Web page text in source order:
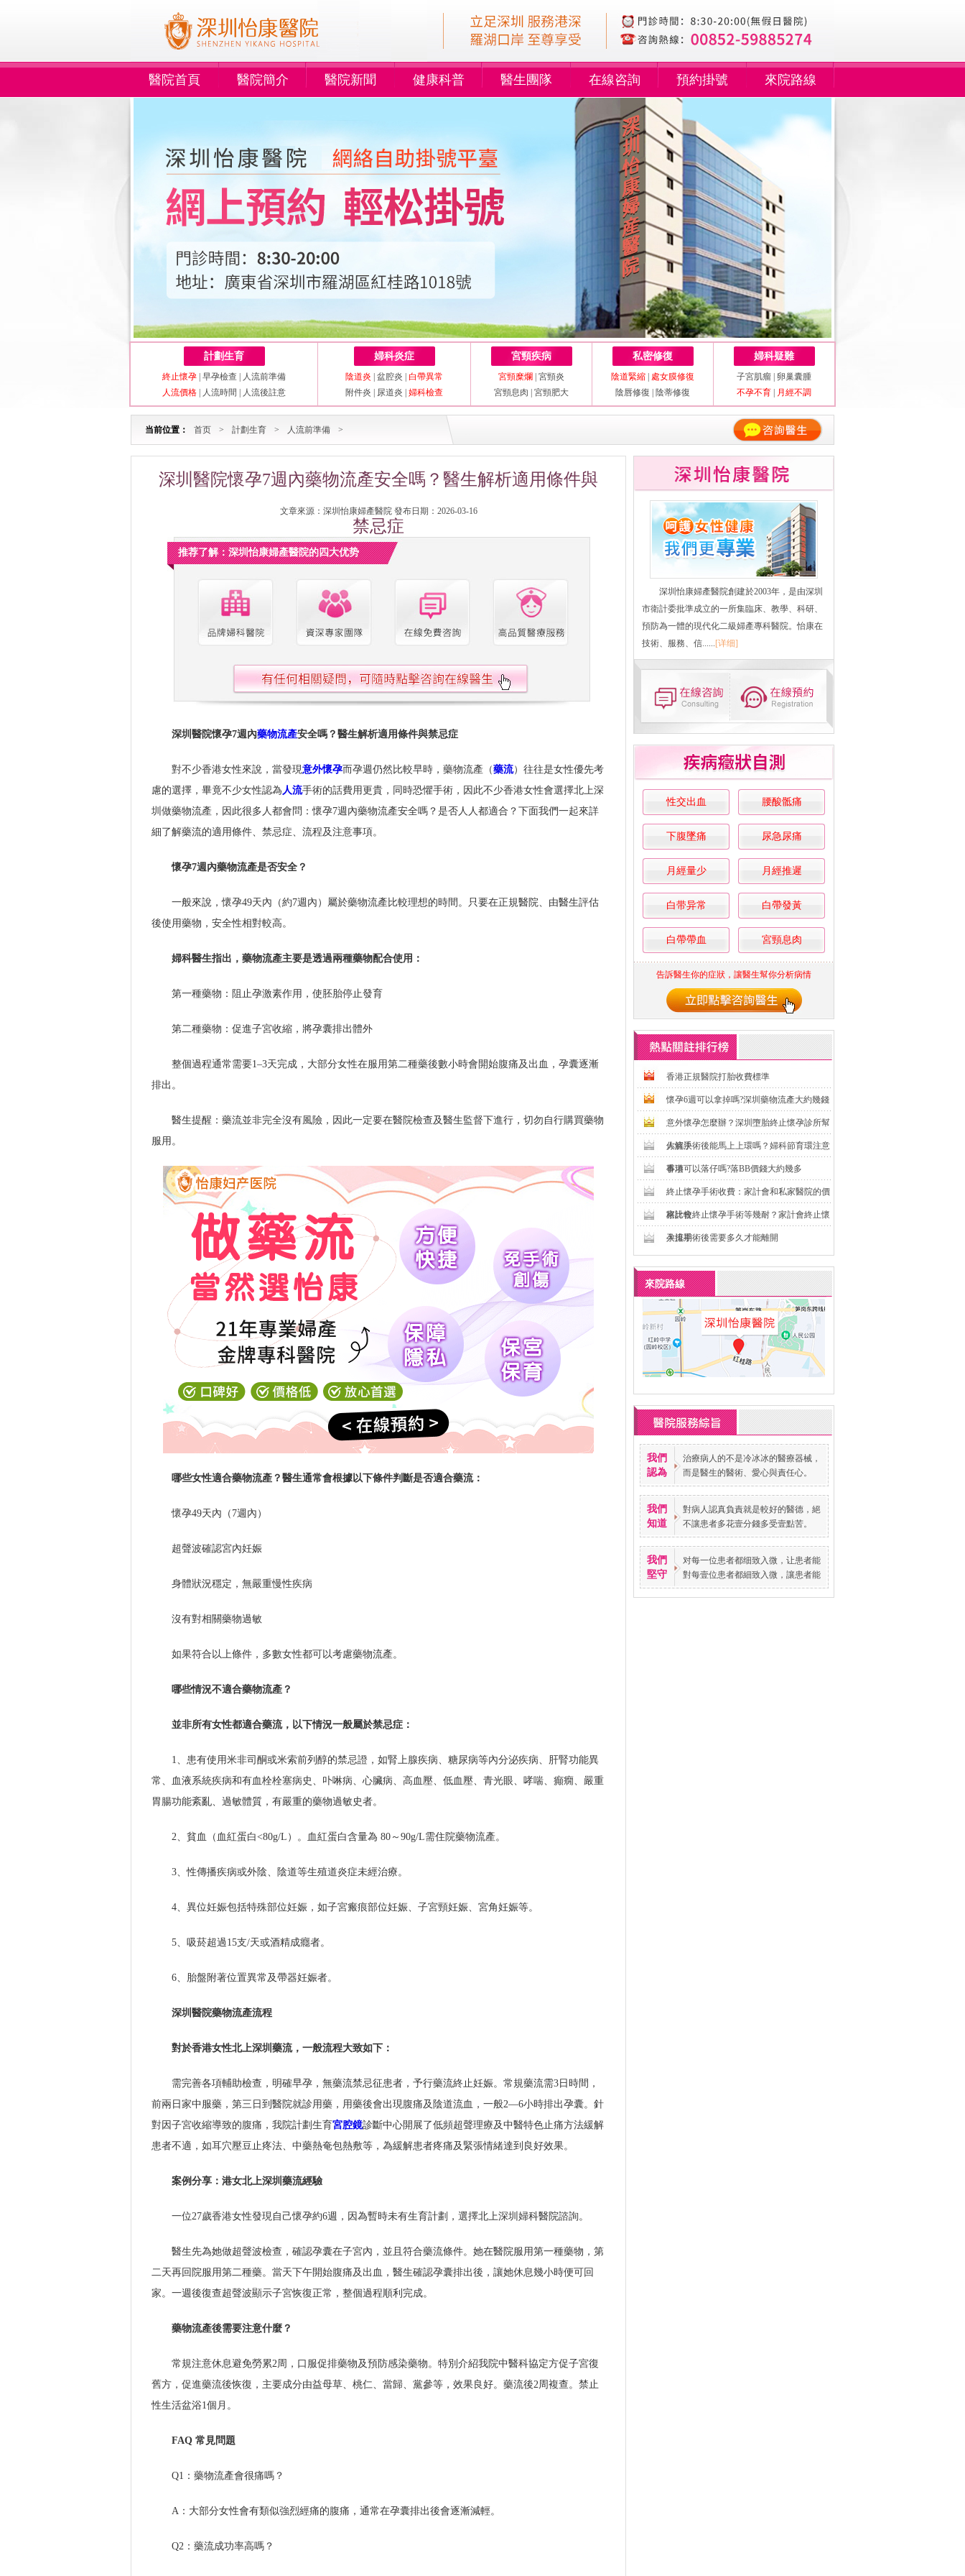
醫院首頁 醫院簡介 醫院新聞 健康科普 醫生團隊 在線咨詢 預約掛號 來院路線
計劃生育
終止懷孕 早孕檢查
人流前準備
人流價格
人流時間 人流後註意
婦科炎症
陰道炎 盆腔炎
白帶異常
附件炎
尿道炎 婦科檢查
宮頸疾病
宮頸糜爛
宮頸炎
宮頸息肉
宮頸肥大
私密修復
陰道緊縮
處女膜修復
陰唇修復
陰蒂修復
婦科疑難
子宮肌瘤
卵巢囊腫
不孕不育
月經不調
当前位置： 首页 > 計劃生育 > 人流前準備 >
深圳醫院懷孕7週內藥物流產安全嗎？醫生解析適用條件與
禁忌症
文章來源：深圳怡康婦產醫院 發布日期：2026-03-16
推荐了解：深圳怡康婦產醫院的四大优势
深圳醫院懷孕7週內藥物流產安全嗎？醫生解析適用條件與禁忌症
對不少香港女性來說，當發現意外懷孕而孕週仍然比較早時，藥物流產（藥流）往往是女性優先考
慮的選擇，畢竟不少女性認為 人流手術的話費用更貴，同時恐懼手術，因此不少香港女性會選擇北上深
圳做藥物流產，因此很多人都會問：懷孕7週內藥物流產安全嗎？是否人人都適合？下面我們一起來詳
細了解藥流的適用條件、禁忌症、流程及注意事項。
懷孕7週內藥物流產是否安全？
一般來說，懷孕49天內（約7週內）屬於藥物流產比較理想的時間。只要在正規醫院、由醫生評估
後使用藥物，安全性相對較高。
婦科醫生指出，藥物流產主要是透過兩種藥物配合使用：
第一種藥物：阻止孕激素作用，使胚胎停止發育
第二種藥物：促進子宮收縮，將孕囊排出體外
整個過程通常需要1–3天完成，大部分女性在服用第二種藥後數小時會開始腹痛及出血，孕囊逐漸
排出。
醫生提醒：藥流並非完全沒有風險，因此一定要在醫院檢查及醫生監督下進行，切勿自行購買藥物
服用。
哪些女性適合藥物流產？ 醫生通常會根據以下條件判斷是否適合藥流：
懷孕49天內（7週內）
超聲波確認宮內妊娠
身體狀況穩定，無嚴重慢性疾病
沒有對相關藥物過敏
如果符合以上條件，多數女性都可以考慮藥物流產。
哪些情況不適合藥物流產？
並非所有女性都適合藥流，以下情況一般屬於禁忌症：
1、患有使用米非司酮或米索前列醇的禁忌證，如腎上腺疾病、糖尿病等內分泌疾病、肝腎功能異
常、血液系統疾病和有血栓栓塞病史、卟啉病、心臟病、高血壓、低血壓、青光眼、哮喘、癲癇、嚴重
胃腸功能紊亂、過敏體質，有嚴重的藥物過敏史者。
2、貧血（血紅蛋白<80g/L）。血紅蛋白含量為 80～90g/L需住院藥物流產。
3、性傳播疾病或外陰、陰道等生殖道炎症未經治療。
4、異位妊娠包括特殊部位妊娠，如子宮瘢痕部位妊娠、子宮頸妊娠、宮角妊娠等。
5、吸菸超過15支/天或酒精成癮者。
6、胎盤附著位置異常及帶器妊娠者。
深圳醫院藥物流產流程
對於香港女性北上深圳藥流，一般流程大致如下：
需完善各項輔助檢查，明確早孕，無藥流禁忌征患者，予行藥流終止妊娠。常規藥流需3日時間，
前兩日家中服藥，第三日到醫院就診用藥，用藥後會出現腹痛及陰道流血，一般2—6小時排出孕囊。針
對因子宮收縮導致的腹痛，我院計劃生育宮腔鏡診斷中心開展了低頻超聲理療及中醫特色止痛方法緩解
患者不適，如耳穴壓豆止疼法、中藥熱奄包熱敷等，為緩解患者疼痛及緊張情緒達到良好效果。
案例分享：港女北上深圳藥流經驗
一位27歲香港女性發現自己懷孕約6週，因為暫時未有生育計劃，選擇北上深圳婦科醫院諮詢。
醫生先為她做超聲波檢查，確認孕囊在子宮內，並且符合藥流條件。她在醫院服用第一種藥物，第
二天再回院服用第二種藥。當天下午開始腹痛及出血，醫生確認孕囊排出後，讓她休息幾小時便可回
家。一週後復查超聲波顯示子宮恢復正常，整個過程順利完成。
藥物流產後需要注意什麼？
常規注意休息避免勞累2周，口服促排藥物及預防感染藥物。特別介紹我院中醫科協定方促子宮復
舊方，促進藥流後恢復，主要成分由益母草、桃仁、當歸、黨參等，效果良好。藥流後2周複查。禁止
性生活盆浴1個月。
FAQ 常見問題
Q1：藥物流產會很痛嗎？
A：大部分女性會有類似強烈經痛的腹痛，通常在孕囊排出後會逐漸減輕。
Q2：藥流成功率高嗎？
深圳怡康婦產醫院創建於2003年，是由深圳
市衛計委批準成立的一所集臨床、教學、科研、
預防為一體的現代化二級婦產專科醫院。怡康在
技術、服務、信...... [详细]
性交出血 腰酸骶痛
下腹墜痛 尿急尿痛
月經量少 月經推遲
白带异常 白帶發黃
白帶帶血 宮頸息肉
告訴醫生你的症狀，讓醫生幫你分析病情
香港正規醫院打胎收費標準
懷孕6週可以拿掉嗎?深圳藥物流產大約幾錢
意外懷孕怎麼辦？深圳墮胎終止懷孕診所幫
你解決
人流手術後能馬上上環嗎？婦科節育環注意
事項
香港可以落仔嗎?落BB價錢大約幾多
終止懷孕手術收費：家計會和私家醫院的價
格比較
家計會終止懷孕手術等幾耐？家計會終止懷
孕排期
人流手術後需要多久才能離開
來院路線
我們
認為
治療病人的不是冷冰冰的醫療器械，
而是醫生的醫術、愛心與責任心。
我們
知道
對病人認真負責就是較好的醫德，絕
不讓患者多花壹分錢多受壹點苦。
我們
堅守
对每一位患者都细致入微，让患者能
對每壹位患者都細致入微，讓患者能